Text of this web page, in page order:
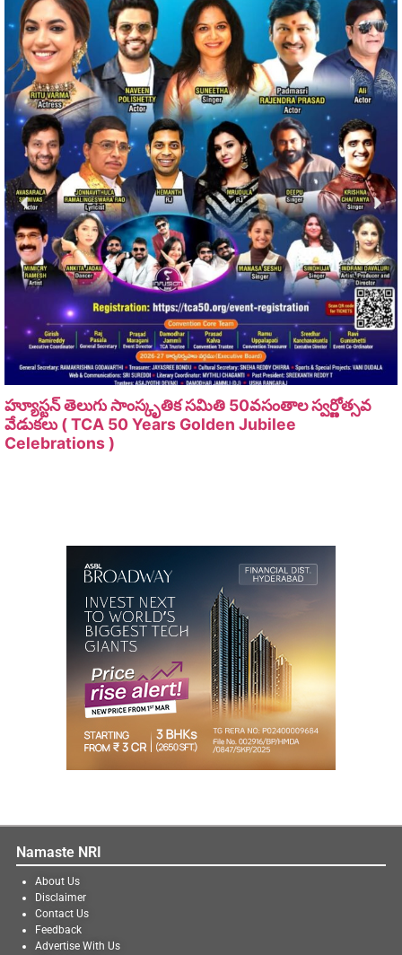
హ్యూస్టన్ తెలుగు సాంస్కృతిక సమితి 50వసంతాల స్వర్ణోత్సవ
వేడుకలు ( TCA 50 Years Golden Jubilee
Celebrations )
Namaste NRI
About Us
Disclaimer
Contact Us
Feedback
Advertise With Us